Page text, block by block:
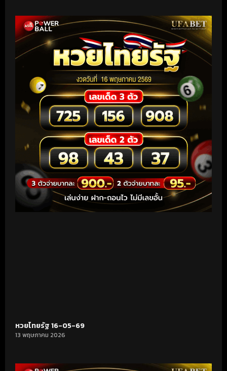
หวยไทยรัฐ 16-05-69
13 พฤษภาคม 2026